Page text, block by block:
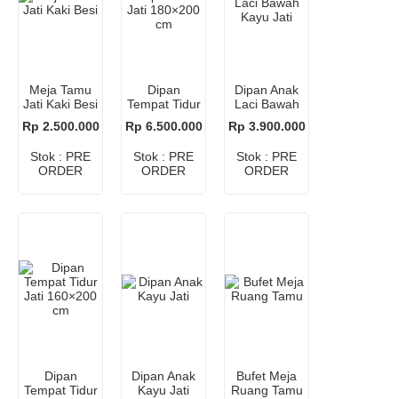
Meja Tamu
Jati Kaki Besi
Rp 2.500.000
Stok : PRE
ORDER
Dipan
Tempat Tidur
cm
Rp 6.500.000
Stok : PRE
ORDER
Dipan Anak
Laci Bawah
Rp 3.900.000
Stok : PRE
ORDER
Dipan
Tempat Tidur
Dipan Anak
Kayu Jati
Bufet Meja
Ruang Tamu